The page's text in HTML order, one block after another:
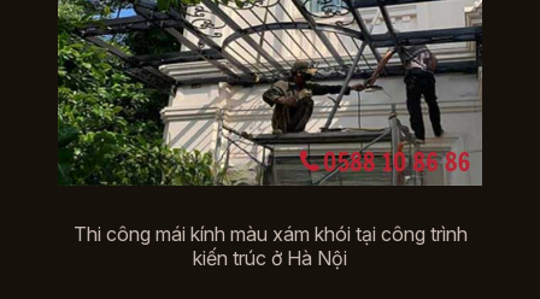
Thi công mái kính màu xám khói tại công trình
kiến trúc ở Hà Nội